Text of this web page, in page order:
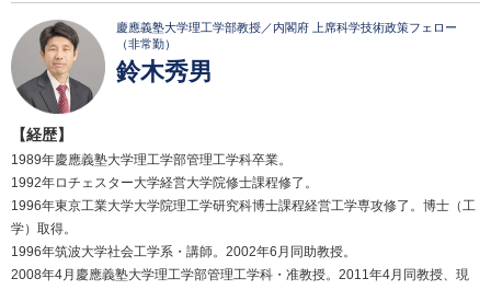
慶應義塾大学理工学部教授／内閣府 上席科学技術政策フェロー
（非常勤）
鈴木秀男
【経歴】
1989年慶應義塾大学理工学部管理工学科卒業。
1992年ロチェスター大学経営大学院修士課程修了。
1996年東京工業大学大学院理工学研究科博士課程経営工学専攻修了。博士（工
学）取得。
1996年筑波大学社会工学系・講師。2002年6月同助教授。
2008年4月慶應義塾大学理工学部管理工学科・准教授。2011年4月同教授、現